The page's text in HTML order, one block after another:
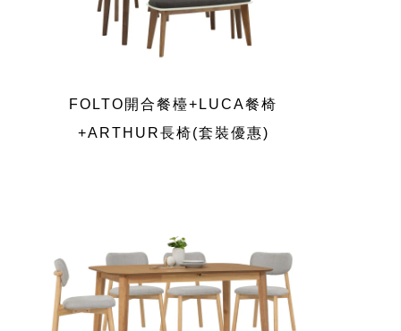
FOLTO開合餐檯+LUCA餐椅
+ARTHUR長椅(套裝優惠)